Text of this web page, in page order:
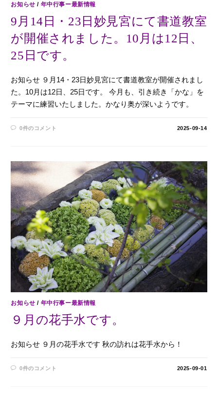
お知らせ / 年中行事ー最新情報
9月14日・23日妙見宮にて書道教室
が開催されました。10月は12日、
25日です。
お知らせ ９月14・23日妙見宮にて書道教室が開催されまし
た。10月は12日、25日です。 今月も、引き続き「かな」を
テーマに練習いたしました。かなり奥が深いようです。
0件のコメント 2025-09-14
お知らせ / 年中行事ー最新情報
９月の花手水です。
お知らせ ９月の花手水です 秋の訪れは花手水から！
0件のコメント 2025-09-01